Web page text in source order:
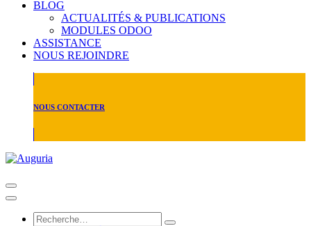
BLOG
ACTUALITÉS & PUBLICATIONS
MODULES ODOO
ASSISTANCE
NOUS REJOINDRE
NOUS CONTACTER